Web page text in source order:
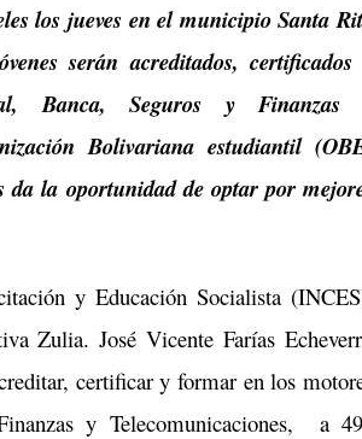
los jueves en el municipio Santa
serán acreditados,
Banca, Seguros y Finanzas
Bolivariana estudiantil
da la oportunidad de optar por
y Educación Socialista
Zulia. José Vicente Farías
certificar y formar en los
y Telecomunicaciones, a